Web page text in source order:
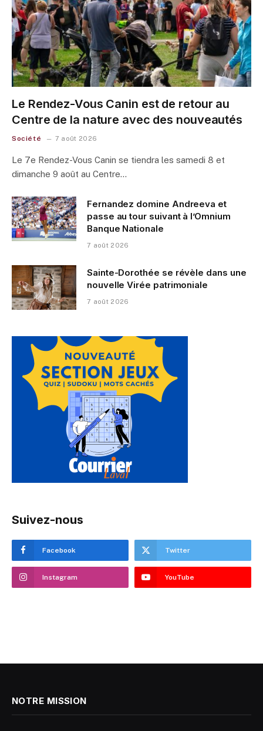
Le Rendez-Vous Canin est de retour au
Centre de la nature avec des nouveautés
Société 7 août 2026
Le 7e Rendez-Vous Canin se tiendra les samedi 8 et
dimanche 9 août au Centre…
Fernandez domine Andreeva et
passe au tour suivant à l’Omnium
Banque Nationale
7 août 2026
Sainte-Dorothée se révèle dans une
nouvelle Virée patrimoniale
7 août 2026
Suivez-nous
Facebook Twitter
Instagram YouTube
NOTRE MISSION